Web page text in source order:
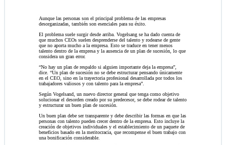
Aunque las personas son el principal problema de las empresas
desorganizadas, también son esenciales para su éxito.
El problema suele surgir desde arriba. Vogelsang se ha dado cuenta de
que muchos CEOs suelen desprenderse del talento y rodearse de gente
que no aporta mucho a la empresa. Esto se traduce en tener menos
talento dentro de la empresa y la ausencia de un plan de sucesión, lo que
considera un gran error.
“No hay un plan de respaldo si alguien importante deja la empresa”,
dice. “Un plan de sucesión no se debe estructurar pensando únicamente
en el CEO, sino en la trayectoria profesional desarrollada por todos los
trabajadores valiosos y con talento para la empresa”.
Según Vogelsand, un nuevo director general que tenga como objetivo
solucionar el desorden creado por su predecesor, se debe rodear de talento
y estructurar un buen plan de sucesión.
Un buen plan debe ser transparente y debe describir las formas en que las
personas con talento pueden crecer dentro de la empresa. Esto incluye la
creación de objetivos individuales y el establecimiento de un paquete de
beneficios basado en la meritocracia, que recompense el buen trabajo con
una bonificación considerable.